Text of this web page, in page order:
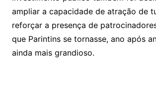
ampliar a capacidade de atração de
reforçar a presença de
que Parintins se tornasse, ano após
ainda mais grandioso.